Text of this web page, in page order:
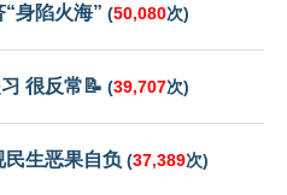
身陷火海” (50,080次)
很反常📝 (39,707次)
生恶果自负 (37,389次)